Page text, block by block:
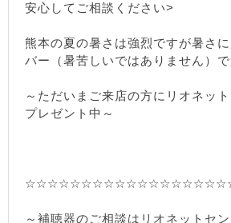
安心してご相談ください>
熊本の夏の暑さは強烈ですが暑さ
バー（暑苦しいではありません）で
～ただいまご来店の方にリオネッ
プレゼント中～
～補聴器のご相談はリオネットセ